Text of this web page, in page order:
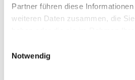
Partner führen diese
weiteren Daten zusammen, die
Notwendig